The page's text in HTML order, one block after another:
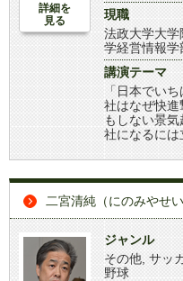
詳細を
見る
現職
法政大学大
学経営情報学
講演テーマ
「日本でい
社はなぜ快進
もしない景
社になるには
二宮清純（にのみやせい
ジャンル
その他 サッ
野球